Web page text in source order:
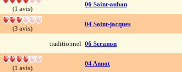
(1 avis)
06 Saint-auban
(3 avis)
04 Saint-jacques
traditionnel 06 Seranon
(1 avis)
04 Annot